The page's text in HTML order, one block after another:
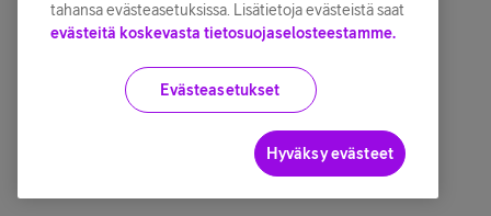
tahansa evästeasetuksissa. Lisätietoja evästeistä saat
evästeitä koskevasta tietosuojaselosteestamme.
Evästeasetukset
Hyväksy evästeet